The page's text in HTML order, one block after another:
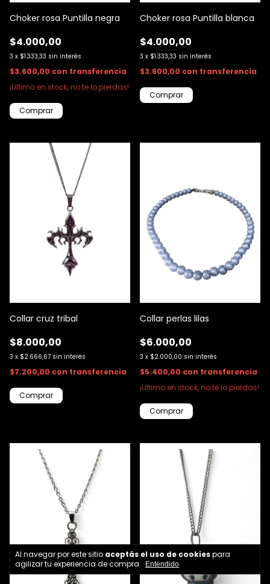
Al navegar por este sitio aceptás el uso de cookiespara
agilizar tu experiencia de compra.
Entendido
Choker rosa Puntilla negra
$4.000,00
3 x $1.333,33 sin interés
$3.600,00 con transferencia
¡Ultimo en stock, no te lo pierdas!
Choker rosa Puntilla blanca
$4.000,00
3 x $1.333,33 sin interés
$3.600,00 con transferencia
Collar cruz tribal
$8.000,00
3 x $2.666,67 sin interés
$7.200,00 con transferencia
Collar perlas lilas
$6.000,00
3 x $2.000,00 sin interés
$5.400,00 con transferencia
¡Ultimo en stock, no te lo pierdas!